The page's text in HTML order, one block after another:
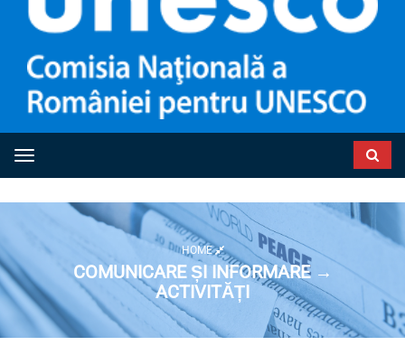
Toggle navigation
HOME
COMUNICARE ȘI INFORMARE →
ACTIVITĂȚI